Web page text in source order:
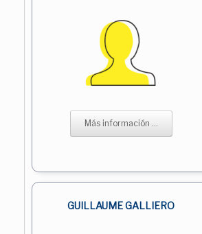
Más información ...
GUILLAUME GALLIERO